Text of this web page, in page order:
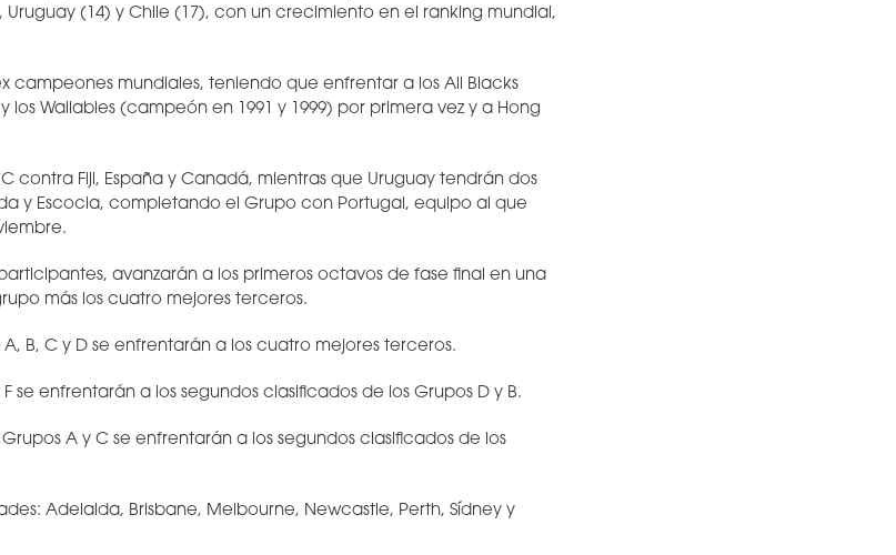
Uruguay (14) y Chile (17), con un crecimiento en el ranking mundial,
campeones mundiales, teniendo que enfrentar a los All Blacks
los Wallabies (campeón en 1991 y 1999) por primera vez y a Hong
contra Fiji, España y Canadá, mientras que Uruguay tendrán dos
y Escocia, completando el Grupo con Portugal, equipo al que
avanzarán a los primeros octavos de fase final en una
más los cuatro mejores terceros.
B, C y D se enfrentarán a los cuatro mejores terceros.
se enfrentarán a los segundos clasificados de los Grupos D y B.
A y C se enfrentarán a los segundos clasificados de los
Adelaida, Brisbane, Melbourne, Newcastle, Perth, Sídney y